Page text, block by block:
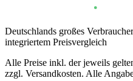
Deutschlands großes
integriertem Preisvergleich
Alle Preise inkl. der jeweils
zzgl. Versandkosten. Alle